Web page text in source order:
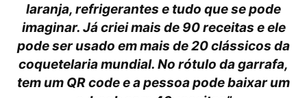
laranja, refrigerantes e tudo que se pode
imaginar. Já criei mais de 90 receitas e ele
pode ser usado em mais de 20 clássicos da
coquetelaria mundial. No rótulo da garrafa,
tem um QR code e a pessoa pode baixar um